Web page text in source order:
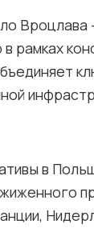
Вроцлава
рамках
в